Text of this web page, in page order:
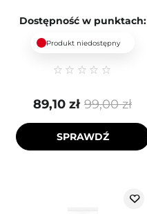
Dostępność w punktach:
Produkt niedostępny
99,00 zł
89,10 zł
SPRAWDŹ